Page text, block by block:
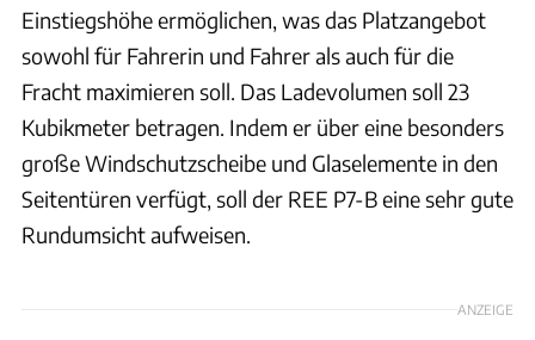
Einstiegshöhe ermöglichen, was das Platzangebot
sowohl für Fahrerin und Fahrer als auch für die
Fracht maximieren soll. Das Ladevolumen soll 23
Kubikmeter betragen. Indem er über eine besonders
große Windschutzscheibe und Glaselemente in den
Seitentüren verfügt, soll der REE P7-B eine sehr gute
Rundumsicht aufweisen.
ANZEIGE